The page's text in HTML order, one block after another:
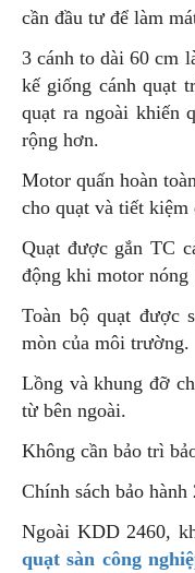
cần đầu tư để làm
3 cánh to dài 60 cm
kế giống cánh quạt
quạt ra ngoài khiến
rộng hơn.
Motor quấn hoàn
cho quạt và tiết kiệm
Quạt được gắn TC
động khi motor nóng
Toàn bộ quạt được
mòn của môi trường.
Lồng và khung đỡ
từ bên ngoài.
Không cần bảo trì
Chính sách bảo
Ngoài KDD 2460,
quạt sàn công